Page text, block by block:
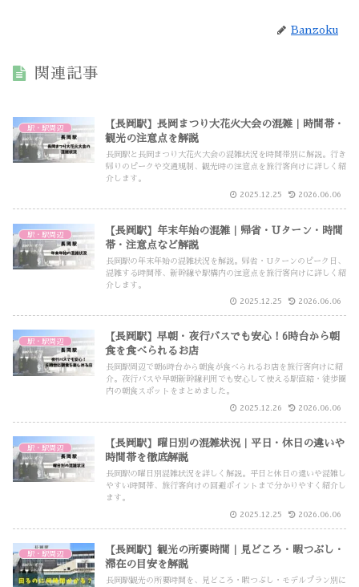
Banzoku
関連記事
駅・駅周辺
【長岡駅】長岡まつり大花火大会の混雑｜時間帯・
観光の注意点を解説
長岡駅と長岡まつり大花火大会の混雑状況を時間帯別に解説。行き
帰りのピークや交通規制、観光時の注意点を旅行客向けに詳しく紹
介します。
2025.12.25 2026.06.06
駅・駅周辺
【長岡駅】年末年始の混雑｜帰省・Uターン・時間
帯・注意点など解説
長岡駅の年末年始の混雑状況を解説。帰省・Uターンのピーク日、
混雑する時間帯、新幹線や駅構内の注意点を旅行客向けに詳しく紹
介します。
2025.12.25 2026.06.06
駅・駅周辺
【長岡駅】早朝・夜行バスでも安心！6時台から朝
食を食べられるお店
長岡駅周辺で朝6時台から朝食が食べられるお店を旅行客向けに紹
介。夜行バスや早朝新幹線利用でも安心して使える駅直結・徒歩圏
内の朝食スポットをまとめました。
2025.12.26 2026.06.06
駅・駅周辺
【長岡駅】曜日別の混雑状況｜平日・休日の違いや
時間帯を徹底解説
長岡駅の曜日別混雑状況を詳しく解説。平日と休日の違いや混雑し
やすい時間帯、旅行客向けの回避ポイントまで分かりやすく紹介し
ます。
2025.12.25 2026.06.06
駅・駅周辺
【長岡駅】観光の所要時間｜見どころ・暇つぶし・
滞在の目安を解説
長岡駅観光の所要時間を、見どころ・暇つぶし・モデルプラン別に